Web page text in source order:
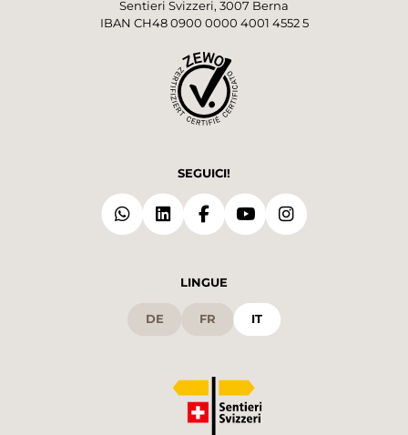
Sentieri Svizzeri, 3007 Berna
IBAN CH48 0900 0000 4001 4552 5
SEGUICI!
LINGUE
DE FR IT